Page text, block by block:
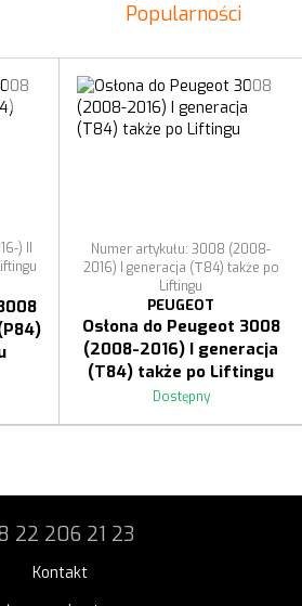
Popularności
) II
Numer artykułu: 3008 (2008-
2016) I generacja (Т84) także po
Liftingu
PEUGEOT
Osłona do Peugeot 3008
(2008-2016) I generacja
(Т84) także po Liftingu
Dostępny
22 206 21 23
Kontakt